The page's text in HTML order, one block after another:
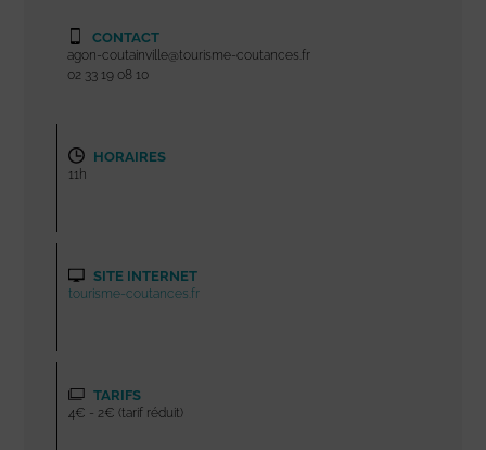
CONTACT
agon-coutainville@tourisme-coutances.fr
02 33 19 08 10
HORAIRES
11h
SITE INTERNET
tourisme-coutances.fr
TARIFS
4€ - 2€ (tarif réduit)